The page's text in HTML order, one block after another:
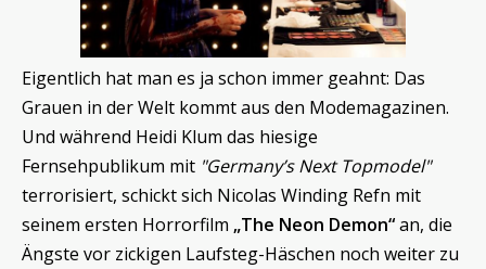
Eigentlich hat man es ja schon immer geahnt: Das
Grauen in der Welt kommt aus den Modemagazinen.
Und während Heidi Klum das hiesige
Fernsehpublikum mit "Germany’s Next Topmodel"
terrorisiert, schickt sich Nicolas Winding Refn mit
seinem ersten Horrorfilm „The Neon Demon“an, die
Ängste vor zickigen Laufsteg-Häschen noch weiter zu